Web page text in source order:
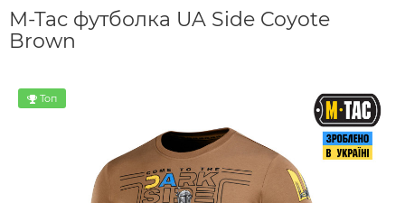
M-Tac футболка UA Side Coyote
Brown
Топ